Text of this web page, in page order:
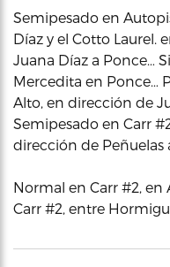
Semipesado en
Díaz y el Cotto Laurel.
Juana Díaz a Ponce…
Mercedita en Ponce…
Alto, en dirección de
Semipesado en Carr
dirección de Peñuelas
Normal en Carr #2, en
Carr #2, entre